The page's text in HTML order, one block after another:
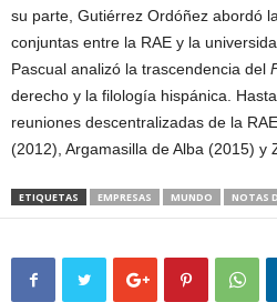
su parte, Gutiérrez Ordóñez abordó
conjuntas entre la RAE y la
Pascual analizó la trascendencia del
derecho y la filología hispánica.
reuniones descentralizadas de la
(2012), Argamasilla de Alba (2015) y
ETIQUETAS EMPRESAS MUNDO NOTAS